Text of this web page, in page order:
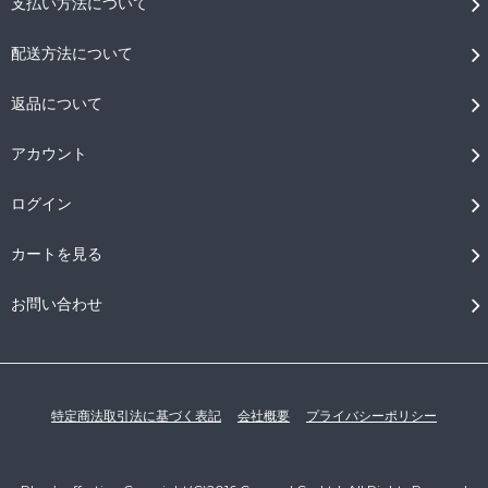
配送方法について
返品について
アカウント
ログイン
カートを見る
お問い合わせ
特定商法取引法に基づく表記 会社概要 プライバシーポリシー